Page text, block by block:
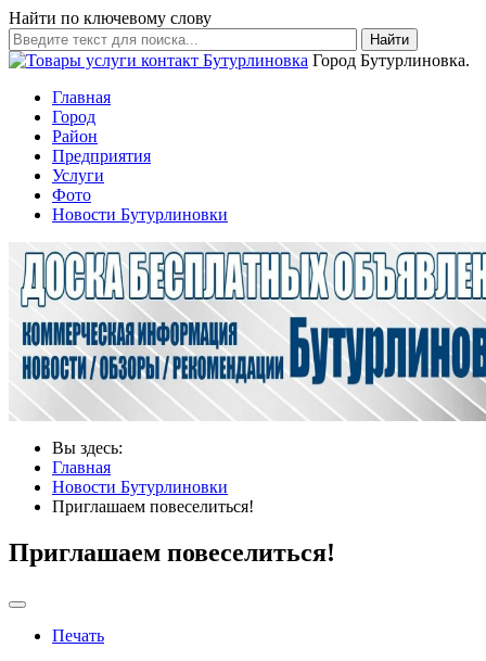
Найти по ключевому слову
Найти
Город Бутурлиновка.
Главная
Город
Район
Предприятия
Услуги
Фото
Новости Бутурлиновки
Вы здесь:
Главная
Новости Бутурлиновки
Приглашаем повеселиться!
Приглашаем повеселиться!
Печать